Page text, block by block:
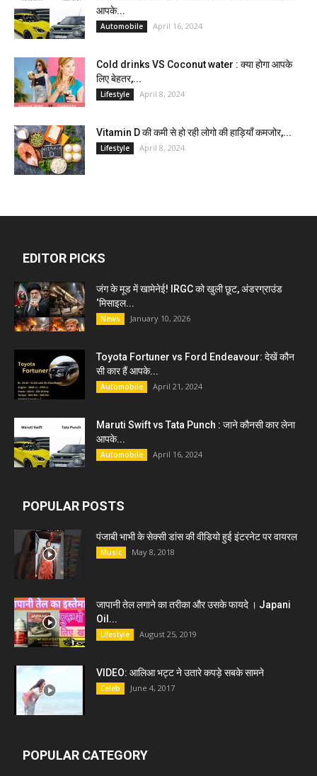
आपके...
Automobile April 16, 2024
Cold drinks VS Coconut water : क्या होगा आपके
लिए बेहतर,...
Lifestyle April 8, 2024
Vitamin D की कमी से हो रही लोगो की हाड़ियाँ कमजोर,...
Lifestyle April 8, 2024
EDITOR PICKS
जंग के मूड में खामेनेई! IRGC को खुली छूट, अंडरग्राउंड
‘मिसाइल...
News January 10, 2026
Toyota Fortuner vs Ford Endeavour: देखें कौन
सी कार हैं आपके...
Automobile April 21, 2024
Maruti Swift vs Tata Punch : जाने कौनसी कार लेना
आपके...
Automobile April 16, 2024
POPULAR POSTS
पंजाबी भाभी के सेक्सी डांस की वीडियो हुई इंटरनेट पर वायरल
Music May 8, 2018
जापानी तेल लगाने का तरीका और उसके फायदे । Japani
Oil...
Lifestyle August 25, 2019
VIDEO: आलिआ भट्ट ने उतारे कपड़े सबके सामने
Celeb June 4, 2017
POPULAR CATEGORY